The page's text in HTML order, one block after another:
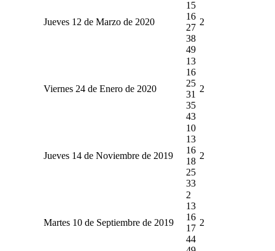
Jueves 12 de Marzo de 2020
15
16
27
38
49
2
Viernes 24 de Enero de 2020
13
16
25
31
35
43
2
Jueves 14 de Noviembre de 2019
10
13
16
18
25
33
2
Martes 10 de Septiembre de 2019
2
13
16
17
44
2